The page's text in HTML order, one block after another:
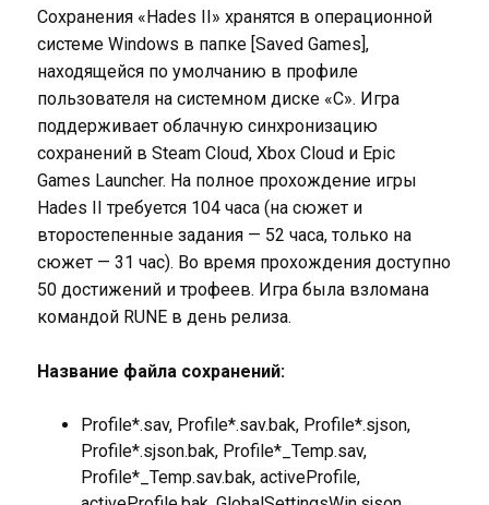
Сохранения «Hades II» хранятся в операционной
системе Windows в папке [Saved Games],
находящейся по умолчанию в профиле
пользователя на системном диске «C». Игра
поддерживает облачную синхронизацию
сохранений в Steam Cloud, Xbox Cloud и Epic
Games Launcher. На полное прохождение игры
Hades II требуется 104 часа (на сюжет и
второстепенные задания — 52 часа, только на
сюжет — 31 час). Во время прохождения доступно
50 достижений и трофеев. Игра была взломана
командой RUNE в день релиза.
Название файла сохранений:
Profile*.sav, Profile*.sav.bak, Profile*.sjson,
Profile*.sjson.bak, Profile*_Temp.sav,
Profile*_Temp.sav.bak, activeProfile,